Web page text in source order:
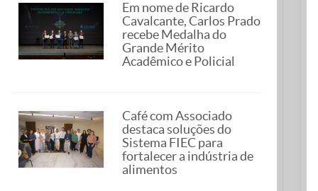
Em nome de Ricardo
Cavalcante, Carlos Prado
recebe Medalha do
Grande Mérito
Acadêmico e Policial
Café com Associado
destaca soluções do
Sistema FIEC para
fortalecer a indústria de
alimentos